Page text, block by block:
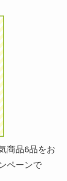
商品6品をお
ペーンで